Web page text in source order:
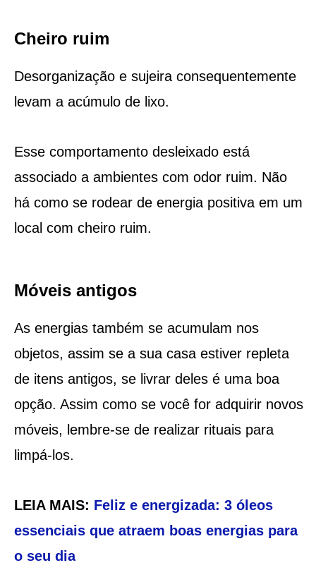
Cheiro ruim
Desorganização e sujeira consequentemente
levam a acúmulo de lixo.
Esse comportamento desleixado está
associado a ambientes com odor ruim. Não
há como se rodear de energia positiva em um
local com cheiro ruim.
Móveis antigos
As energias também se acumulam nos
objetos, assim se a sua casa estiver repleta
de itens antigos, se livrar deles é uma boa
opção. Assim como se você for adquirir novos
móveis, lembre-se de realizar rituais para
limpá-los.
LEIA MAIS: Feliz e energizada: 3 óleos
essenciais que atraem boas energias para
o seu dia